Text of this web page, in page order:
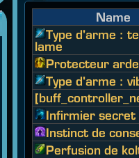
Name
Type d'arme :
lame
Protecteur
Type d'arme :
Infirmier secret
Instinct de
Perfusion de